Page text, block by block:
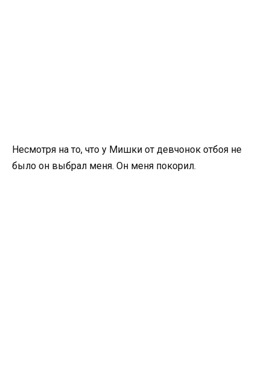
Несмотря на то, что у Мишки от девчонок отбоя не
было он выбрал меня. Он меня покорил.